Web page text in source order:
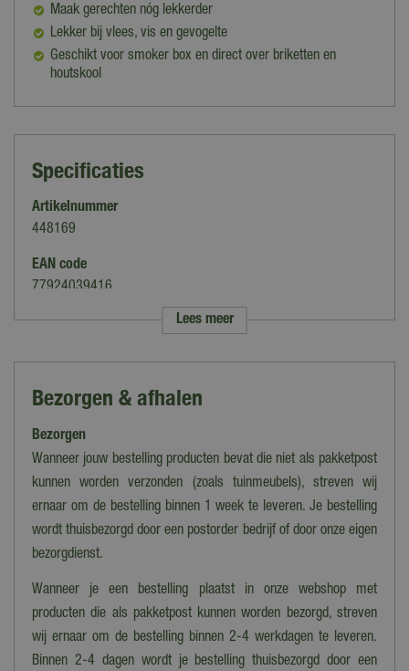
Maak gerechten nóg lekkerder
Lekker bij vlees, vis en gevogelte
Geschikt voor smoker box en direct over briketten en
houtskool
Specificaties
Artikelnummer
448169
EAN code
77924039416
Merk
Rookmot
Geschikt voor BBQ
Weber Smoking Dust
Lees meer
Bezorgen & afhalen
Bezorgen
Wanneer jouw bestelling producten bevat die niet als pakketpost
kunnen worden verzonden (zoals tuinmeubels), streven wij
ernaar om de bestelling binnen 1 week te leveren. Je bestelling
wordt thuisbezorgd door een postorder bedrijf of door onze eigen
bezorgdienst.
Wanneer je een bestelling plaatst in onze webshop met
producten die als pakketpost kunnen worden bezorgd, streven
wij ernaar om de bestelling binnen 2-4 werkdagen te leveren.
Binnen 2-4 dagen wordt je bestelling thuisbezorgd door een